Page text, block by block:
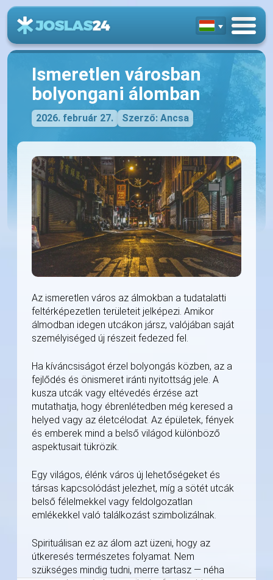
Ismeretlen városban
bolyongani álomban
2026. február 27. Szerző: Ancsa
Az ismeretlen város az álmokban a tudatalatti
feltérképezetlen területeit jelképezi. Amikor
álmodban idegen utcákon jársz, valójában saját
személyiséged új részeit fedezed fel.
Ha kíváncsiságot érzel bolyongás közben, az a
fejlődés és önismeret iránti nyitottság jele. A
kusza utcák vagy eltévedés érzése azt
mutathatja, hogy ébrenlétedben még keresed a
helyed vagy az életcélodat. Az épületek, fények
és emberek mind a belső világod különböző
aspektusait tükrözik.
Egy világos, élénk város új lehetőségeket és
társas kapcsolódást jelezhet, míg a sötét utcák
belső félelmekkel vagy feldolgozatlan
emlékekkel való találkozást szimbolizálnak.
Spirituálisan ez az álom azt üzeni, hogy az
útkeresés természetes folyamat. Nem
szükséges mindig tudni, merre tartasz — néha